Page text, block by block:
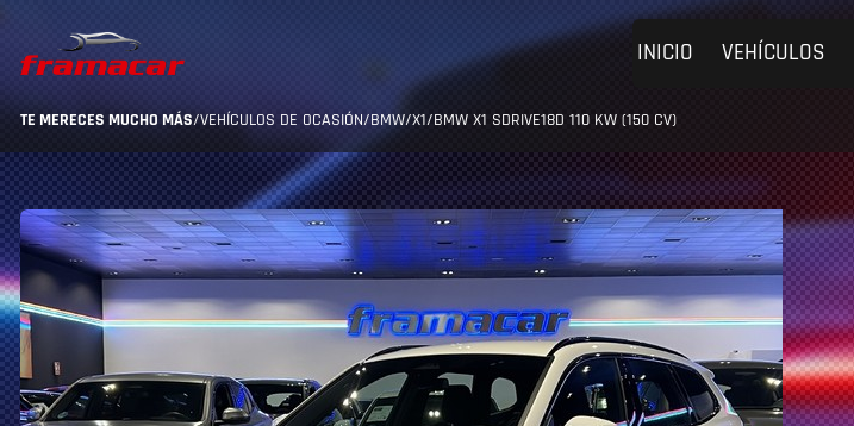
INICIO VEHÍCULOS
TE MERECES MUCHO MÁS/VEHÍCULOS DE OCASIÓN/BMW/X1/BMW X1 SDRIVE18D 110 KW (150 CV)